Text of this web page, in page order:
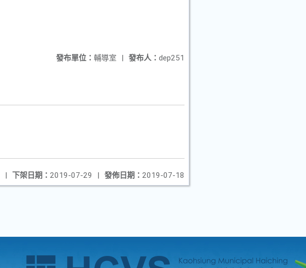
發布人： dep251
發布單位： 輔導室 |
發佈日期： 2019-07-18
下架日期： 2019-07-29 |
|